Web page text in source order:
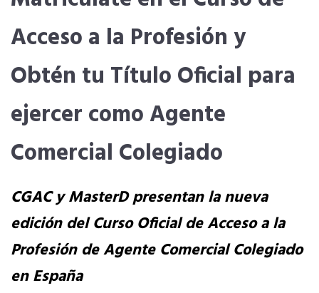
SERVICIOS EN TU COLEGIO
Si eres mujer o tienes menos de 36…
Curso de Acceso
Descuentos exclusivos
Telefonía AC
Acceso a la Profesión y
Obtén tu Título Oficial para
ejercer como Agente
Comercial Colegiado
CGAC y MasterD presentan la nueva
edición del Curso Oficial de Acceso a la
Profesión de Agente Comercial Colegiado
en España